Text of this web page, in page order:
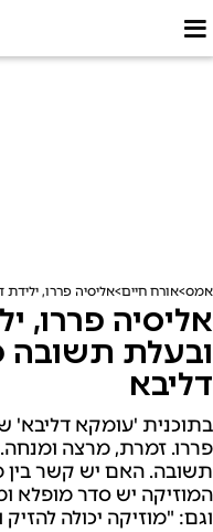
אמס אורח חיים אליסיה פררו,
אליסיה פררו,
ובעלת
דליבא
בתוכנית 'עומקא דליבא'
פררו. זמרת, מרצה
תשובה. האם יש קשר בין
המוזיקה יש סדר מופלא
וגם: "מוזיקה יכולה